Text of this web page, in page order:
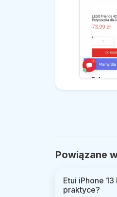
Powiązane
Etui iPhone
praktyce?